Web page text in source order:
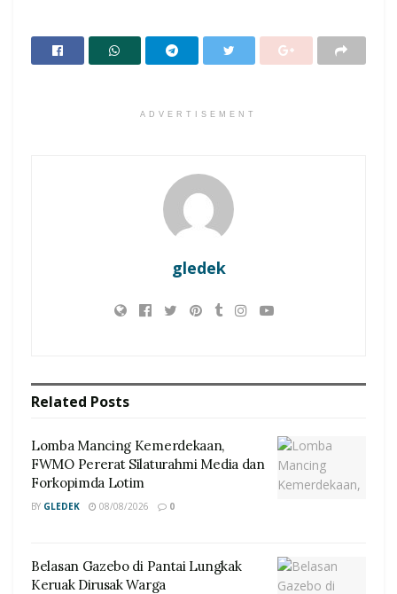
ADVERTISEMENT
gledek
Related Posts
Lomba Mancing Kemerdekaan,
FWMO Pererat Silaturahmi Media dan
Forkopimda Lotim
BY GLEDEK 08/08/2026 0
Belasan Gazebo di Pantai Lungkak
Keruak Dirusak Warga